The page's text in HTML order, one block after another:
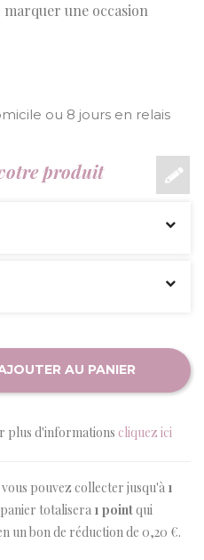
une occasion
ou 8 jours en relais
produit
AU PANIER
plus d'informations cliquez ici
pouvez collecter jusqu'à 1
totalisera 1 pointqui
un bon de réduction de 0,20 €.